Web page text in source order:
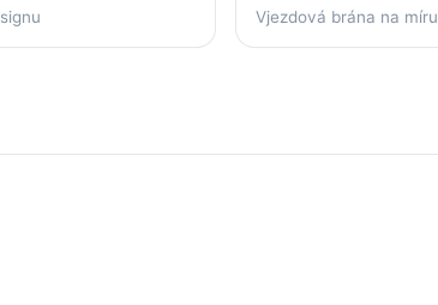
Vjezdová brána na míru